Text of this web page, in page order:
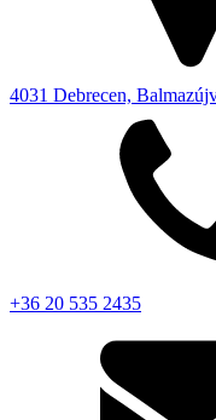
4031 Debrecen,
+36 20 535 2435